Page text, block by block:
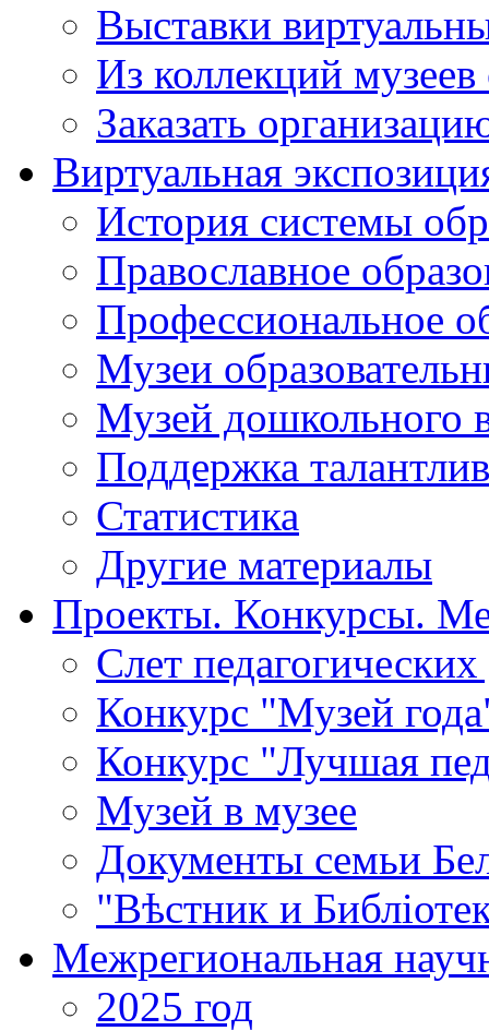
Выставки
Из коллекций
Заказать
Виртуальная
История системы
Православное
Профессиональное
Музеи
Музей дошкольного
Поддержка
Статистика
Другие материалы
Проекты. Конкурсы.
Cлет
Конкурс "Музей
Конкурс "Лучшая
Музей в музее
Документы семьи
"Вѣстник и
Межрегиональная
2025 год